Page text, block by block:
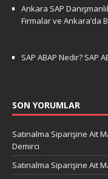
Ankara SAP
Firmalar ve Ankara’da
SAP ABAP Nedir? SAP
SON YORUMLAR
Satınalma Siparişine Ait
Demirci
Satınalma Siparişine Ait